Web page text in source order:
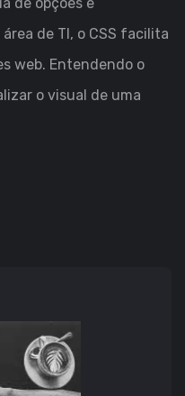
de opções e
de TI, o CSS facilita
web. Entendendo o
o visual de uma